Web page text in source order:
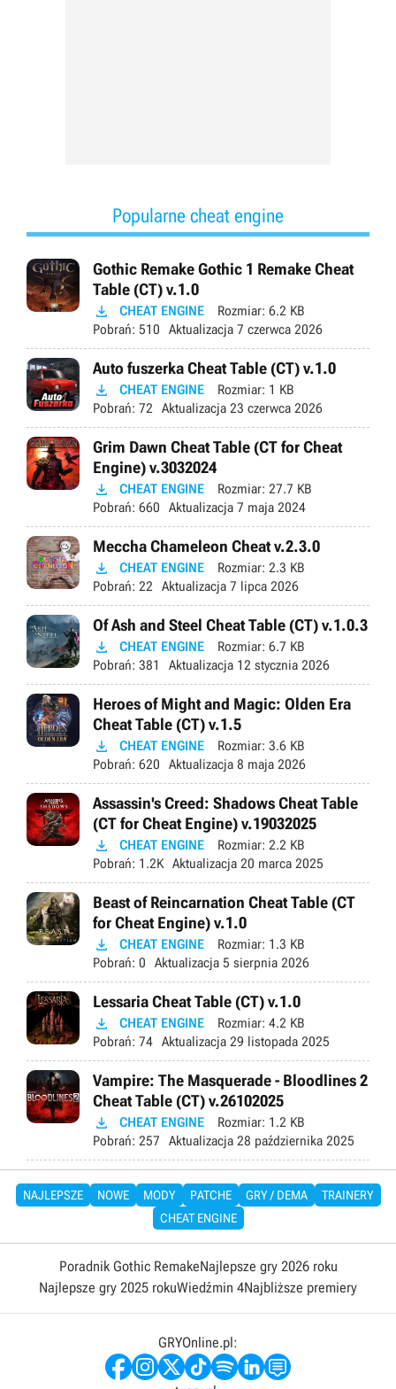
Popularne cheat engine
Gothic Remake Gothic 1 Remake Cheat
Table (CT) v.1.0
 CHEAT ENGINE Rozmiar: 6.2 KB
Pobrań: 510 Aktualizacja 7 czerwca 2026
Auto fuszerka Cheat Table (CT) v.1.0
 CHEAT ENGINE Rozmiar: 1 KB
Pobrań: 72 Aktualizacja 23 czerwca 2026
Grim Dawn Cheat Table (CT for Cheat
Engine) v.3032024
 CHEAT ENGINE Rozmiar: 27.7 KB
Pobrań: 660 Aktualizacja 7 maja 2024
Meccha Chameleon Cheat v.2.3.0
 CHEAT ENGINE Rozmiar: 2.3 KB
Pobrań: 22 Aktualizacja 7 lipca 2026
Of Ash and Steel Cheat Table (CT) v.1.0.3
 CHEAT ENGINE Rozmiar: 6.7 KB
Pobrań: 381 Aktualizacja 12 stycznia 2026
Heroes of Might and Magic: Olden Era
Cheat Table (CT) v.1.5
 CHEAT ENGINE Rozmiar: 3.6 KB
Pobrań: 620 Aktualizacja 8 maja 2026
Assassin's Creed: Shadows Cheat Table
(CT for Cheat Engine) v.19032025
 CHEAT ENGINE Rozmiar: 2.2 KB
Pobrań: 1.2K Aktualizacja 20 marca 2025
Beast of Reincarnation Cheat Table (CT
for Cheat Engine) v.1.0
 CHEAT ENGINE Rozmiar: 1.3 KB
Pobrań: 0 Aktualizacja 5 sierpnia 2026
Lessaria Cheat Table (CT) v.1.0
 CHEAT ENGINE Rozmiar: 4.2 KB
Pobrań: 74 Aktualizacja 29 listopada 2025
Vampire: The Masquerade - Bloodlines 2
Cheat Table (CT) v.26102025
 CHEAT ENGINE Rozmiar: 1.2 KB
Pobrań: 257 Aktualizacja 28 października 2025
NAJLEPSZE NOWE MODY PATCHE GRY / DEMA
TRAINERY
CHEAT ENGINE
Poradnik Gothic RemakeNajlepsze gry 2026 roku
Najlepsze gry 2025 rokuWiedźmin 4Najbliższe premiery
GRYOnline.pl: